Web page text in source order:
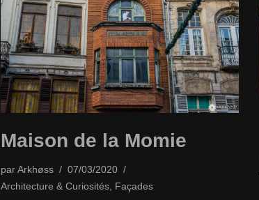
Maison de la Momie
parArkhøss
07/03/2020
Architecture & Curiosités, Façades